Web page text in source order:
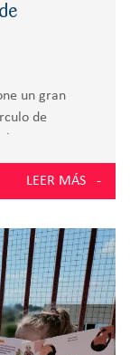
un gran
de
Zola,
carrera que le
cambios para
LEER MÁS